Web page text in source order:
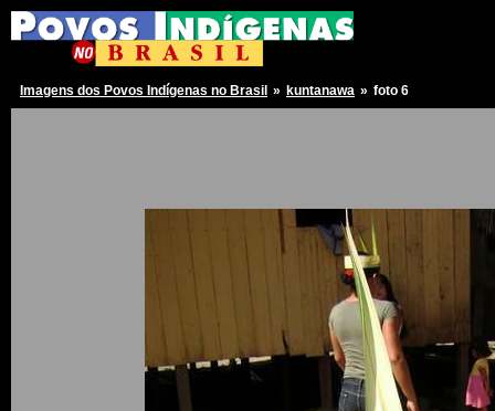
Imagens dos Povos Indígenas no Brasil » kuntanawa » foto 6